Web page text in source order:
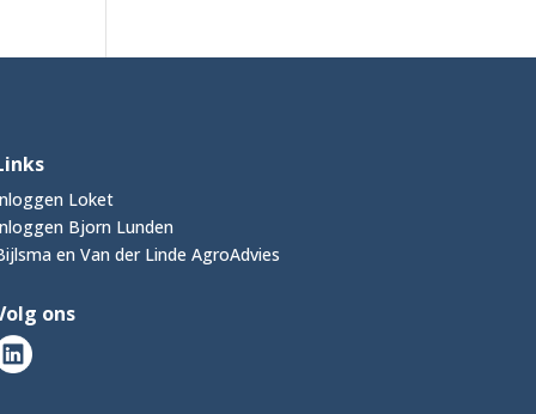
Loket
Bjorn Lunden
en Van der Linde AgroAdvies
ons